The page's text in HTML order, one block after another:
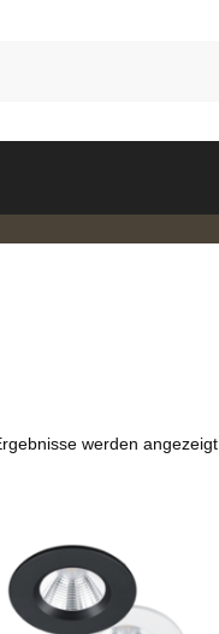
werden angezeigt